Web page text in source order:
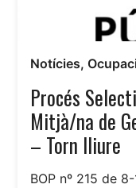
Notícies,
Procés
Mitjà/na de
– Torn lliure
BOP nº 215 de